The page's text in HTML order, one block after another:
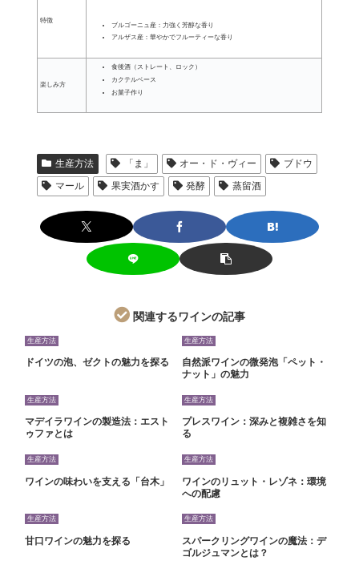
特徴
ブルゴーニュ産：力強く芳醇な香り
アルザス産：華やかでフルーティーな香り
楽しみ方
食後酒（ストレート、ロック）
カクテルベース
お菓子作り
生産方法 「ま」 オー・ド・ヴィー
ブドウ
マール
果実酒かす 発酵 蒸留酒
関連するワインの記事
生産方法
ドイツの泡、ゼクトの魅力を探る
生産方法
自然派ワインの微発泡「ペット・
ナット」の魅力
生産方法
マデイラワインの製造法：エスト
ゥファとは
生産方法
プレスワイン：深みと複雑さを知
る
生産方法
ワインの味わいを支える「台木」
生産方法
ワインのリュット・レゾネ：環境
への配慮
生産方法
甘口ワインの魅力を探る
生産方法
スパークリングワインの魔法：デ
ゴルジュマンとは？